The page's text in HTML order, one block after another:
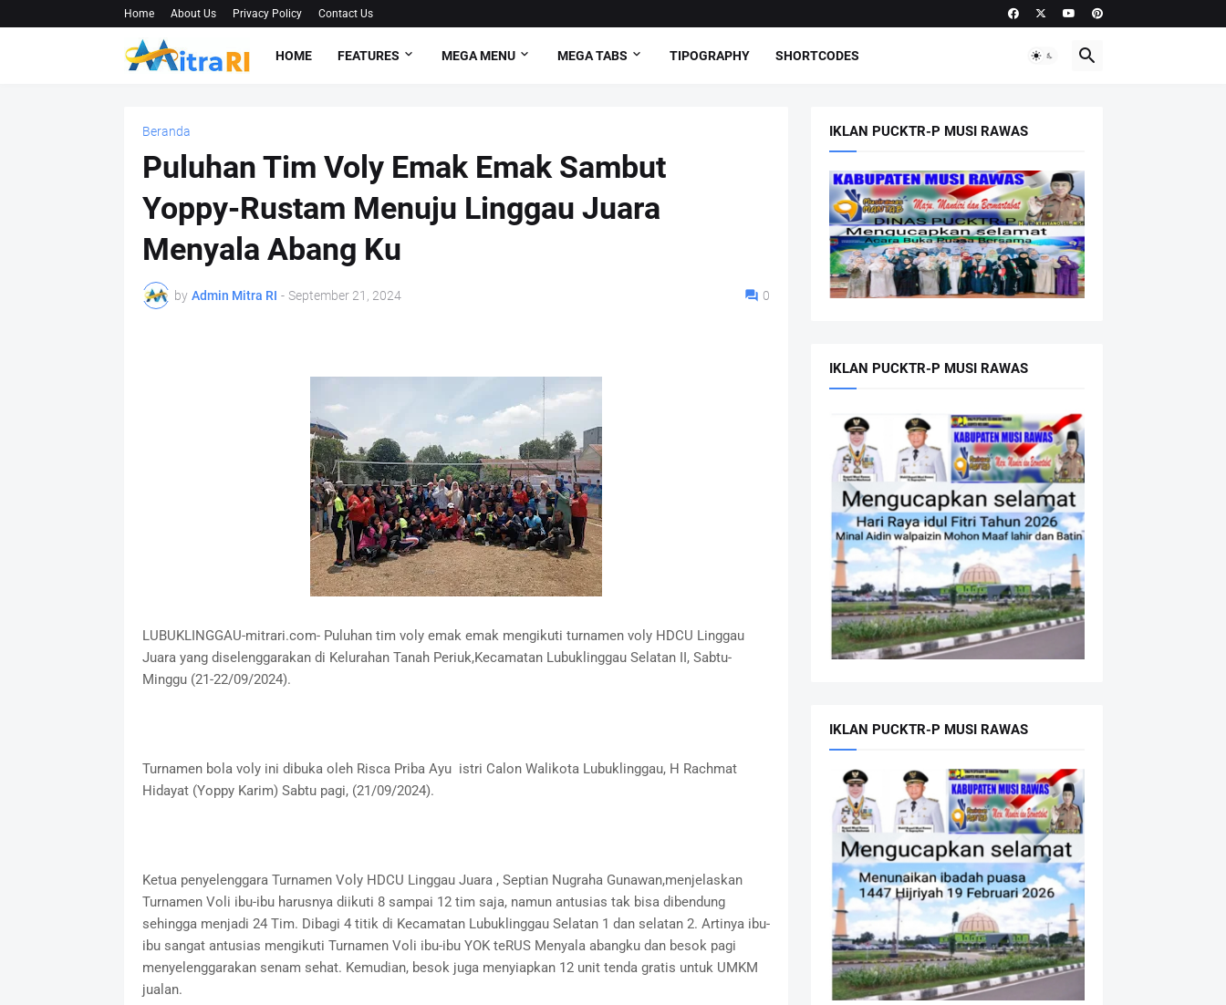
Home About Us Privacy Policy Contact Us
HOME FEATURES MEGA MENU MEGA TABS TIPOGRAPHY SHORTCODES
Beranda
Puluhan Tim Voly Emak Emak Sambut
Yoppy-Rustam Menuju Linggau Juara
Menyala Abang Ku
by Admin Mitra RI - September 21, 2024 0
LUBUKLINGGAU-mitrari.com- Puluhan tim voly emak emak mengikuti turnamen voly HDCU Linggau
Juara yang diselenggarakan di Kelurahan Tanah Periuk,Kecamatan Lubuklinggau Selatan II, Sabtu-
Minggu (21-22/09/2024).
Turnamen bola voly ini dibuka oleh Risca Priba Ayu istri Calon Walikota Lubuklinggau, H Rachmat
Hidayat (Yoppy Karim) Sabtu pagi, (21/09/2024).
Ketua penyelenggara Turnamen Voly HDCU Linggau Juara , Septian Nugraha Gunawan,menjelaskan
Turnamen Voli ibu-ibu harusnya diikuti 8 sampai 12 tim saja, namun antusias tak bisa dibendung
sehingga menjadi 24 Tim. Dibagi 4 titik di Kecamatan Lubuklinggau Selatan 1 dan selatan 2. Artinya ibu-
ibu sangat antusias mengikuti Turnamen Voli ibu-ibu YOK teRUS Menyala abangku dan besok pagi
menyelenggarakan senam sehat. Kemudian, besok juga menyiapkan 12 unit tenda gratis untuk UMKM
jualan.
IKLAN PUCKTR-P MUSI RAWAS
IKLAN PUCKTR-P MUSI RAWAS
IKLAN PUCKTR-P MUSI RAWAS